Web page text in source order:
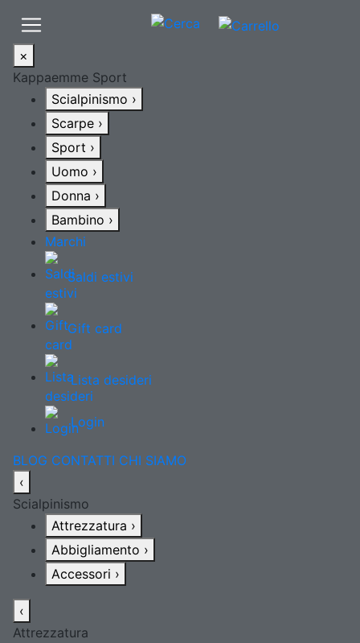
×
Kappaemme Sport
Scialpinismo ›
Scarpe ›
Sport ›
Uomo ›
Donna ›
Bambino ›
Marchi
Saldi estivi
Gift card
Lista desideri
Login
BLOG CONTATTI CHI SIAMO
‹
Scialpinismo
Attrezzatura ›
Abbigliamento ›
Accessori ›
‹
Attrezzatura